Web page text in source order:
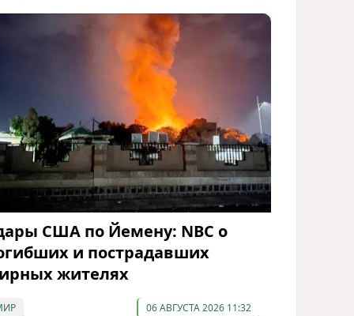
США по Йемену: NBC о
и пострадавших
жителях
06 АВГУСТА 2026 11:32